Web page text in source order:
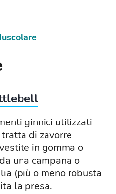
ginnici utilizzati
tratta di zavorre
in gomma o
una campana o
(più o meno robusta
la presa.